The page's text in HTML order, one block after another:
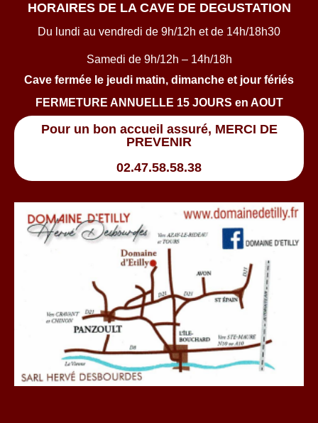
HORAIRES DE LA CAVE DE DEGUSTATION
Du lundi au vendredi de 9h/12h et de 14h/18h30
Samedi de 9h/12h – 14h/18h
Cave fermée le jeudi matin, dimanche et jour fériés
FERMETURE ANNUELLE 15 JOURS en AOUT
Pour un bon accueil assuré, MERCI DE
PREVENIR
02.47.58.58.38